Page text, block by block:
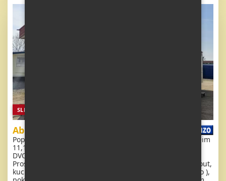
SLEVA
Abi Colorado
Popis: Extra široký, krásný, kompletně vybavený mobilheim
11,1 x 3,7m se dvěma vchody, SEDLOVOU STŘECHOU,
DVOJITÝMI (izolačními) OKNY A DVEŘMI - dithermy.
Prostorný obývací pokoj ( rozkládací sedačka ) , jídelní kout,
kuchyň ve tvaru U včetně spotřebičů, ložnice ( dvoulůžko ),